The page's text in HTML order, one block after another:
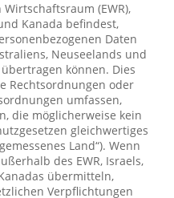
(EWR),
Kanada befindest,
Daten
Neuseelands und
können. Dies
Rechtsordnungen oder
umfassen,
die möglicherweise kein
gleichwertiges
Land“). Wenn
des EWR, Israels,
übermitteln,
Verpflichtungen